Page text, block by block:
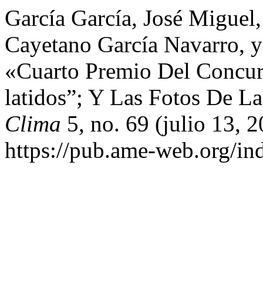
García García, José
Cayetano García Navarro,
«Cuarto Premio Del
latidos”; Y Las Fotos De
Clima 5, no. 69 (julio 13,
https://pub.ame-web.org/